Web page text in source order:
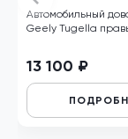
Автомобильный
Geely Tugella
13 100 ₽